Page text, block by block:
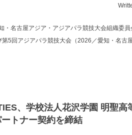
・名古屋アジア・アジアパラ競技大会組織委
5回アジアパラ競技大会（2026／愛知・名古
、学校法人花沢学園 明聖高
トナー契約を締結